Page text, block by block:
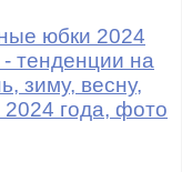
юбки 2024
- тенденции на
зиму, весну,
2024 года, фото